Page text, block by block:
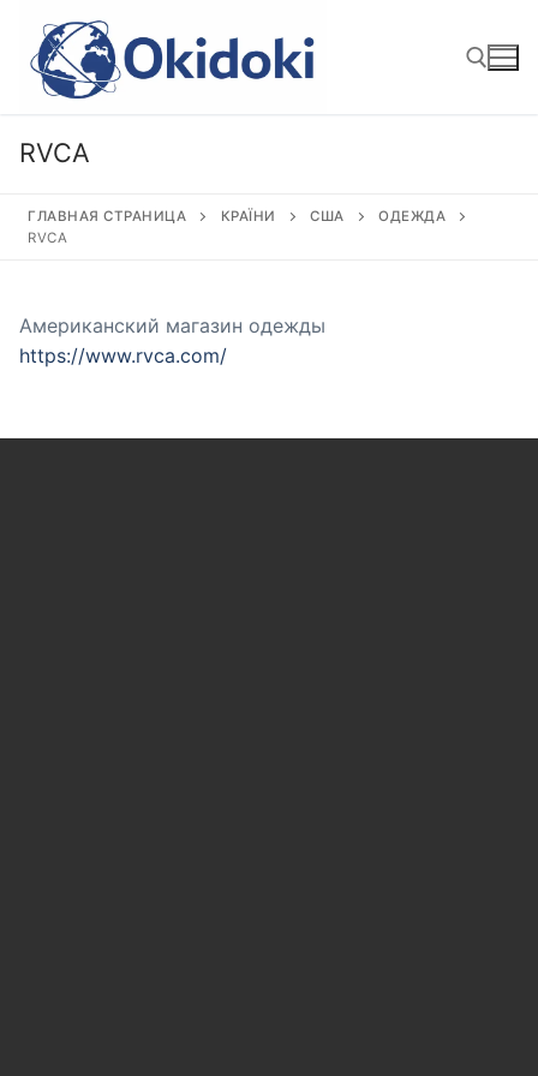
содержимому
RVCA
ГЛАВНАЯ СТРАНИЦА КРАЇНИ США
ОДЕЖДА
RVCA
Американский магазин одежды
https://www.rvca.com/